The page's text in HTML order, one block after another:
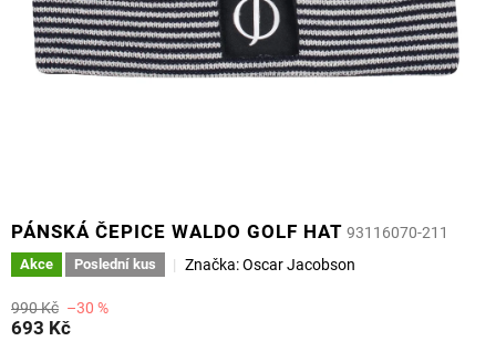
PÁNSKÁ ČEPICE WALDO GOLF HAT 93116070-211
Akce Poslední kus Značka:Oscar Jacobson
990 Kč –30 %
693 Kč